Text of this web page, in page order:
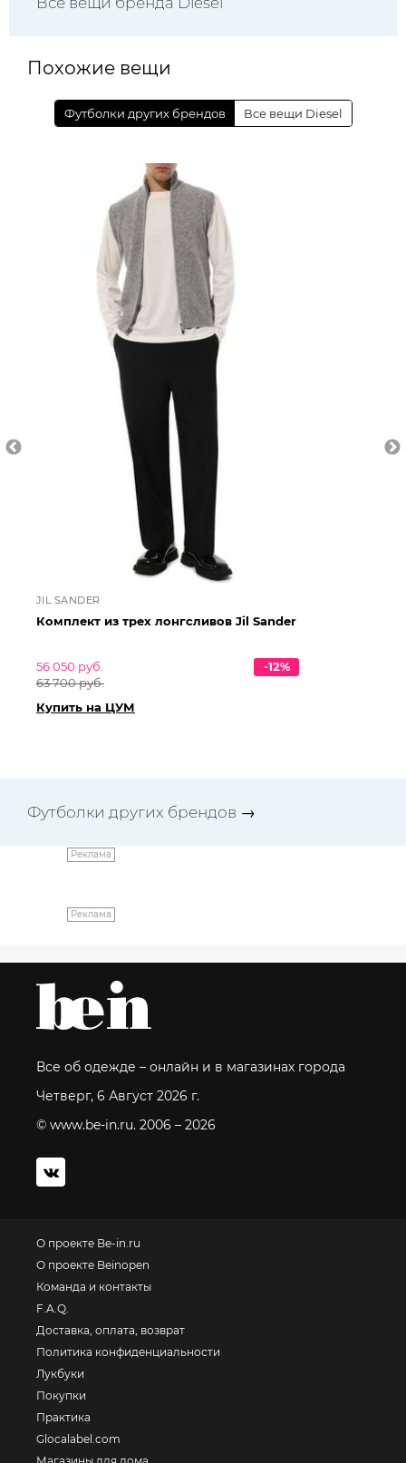
Похожие вещи
Футболки других брендов Все вещи Diesel
JIL SANDER
Комплект из трех лонгсливов Jil Sander
56 050 руб.
63 700 руб.
-12%
Купить на ЦУМ
Футболки других брендов →
Реклама
Реклама
Все об одежде – онлайн и в магазинах города
Четверг, 6 Август 2026 г.
© www.be-in.ru. 2006 – 2026
О проекте Be-in.ru
О проекте Beinopen
Команда и контакты
F.A.Q.
Доставка, оплата, возврат
Политика конфиденциальности
Лукбуки
Покупки
Практика
Glocalabel.com